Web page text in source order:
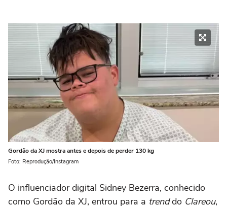
Gordão da XJ mostra antes e depois de perder 130 kg
Foto: Reprodução/Instagram
O influenciador digital Sidney Bezerra, conhecido
como Gordão da XJ, entrou para a trenddo Clareou,